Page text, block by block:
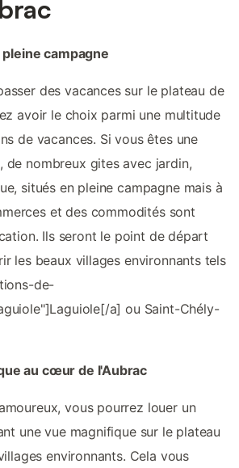
campagne
des vacances sur le plateau de
avoir le choix parmi une multitude
de vacances. Si vous êtes une
de nombreux gites avec jardin,
situés en pleine campagne mais à
et des commodités sont
Ils seront le point de départ
les beaux villages environnants tels
de-
a] ou Saint-Chély-
au cœur de l'Aubrac
vous pourrez louer un
une vue magnifique sur le plateau
environnants. Cela vous